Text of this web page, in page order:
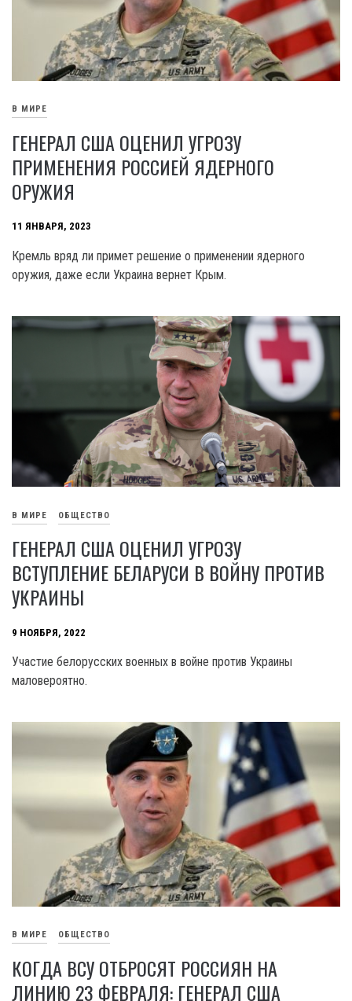
В МИРЕ
ГЕНЕРАЛ США ОЦЕНИЛ УГРОЗУ
ПРИМЕНЕНИЯ РОССИЕЙ ЯДЕРНОГО
ОРУЖИЯ
11 ЯНВАРЯ, 2023
Кремль вряд ли примет решение о применении ядерного
оружия, даже если Украина вернет Крым.
В МИРЕ ОБЩЕСТВО
ГЕНЕРАЛ США ОЦЕНИЛ УГРОЗУ
ВСТУПЛЕНИЕ БЕЛАРУСИ В ВОЙНУ ПРОТИВ
УКРАИНЫ
9 НОЯБРЯ, 2022
Участие белорусских военных в войне против Украины
маловероятно.
В МИРЕ ОБЩЕСТВО
КОГДА ВСУ ОТБРОСЯТ РОССИЯН НА
ЛИНИЮ 23 ФЕВРАЛЯ: ГЕНЕРАЛ США